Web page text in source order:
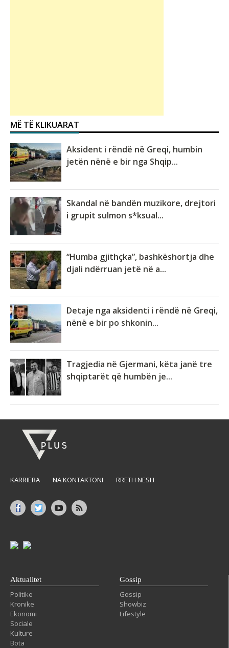
MË TË KLIKUARAT
Aksident i rëndë në Greqi, humbin
jetën nënë e bir nga Shqip...
Skandal në bandën muzikore, drejtori
i grupit sulmon s*ksual...
“Humba gjithçka”, bashkëshortja dhe
djali ndërruan jetë në a...
Detaje nga aksidenti i rëndë në Greqi,
nënë e bir po shkonin...
Tragjedia në Gjermani, këta janë tre
shqiptarët që humbën je...
KARRIERA NA KONTAKTONI RRETH NESH
Aktualitet
Politike
Kronike
Ekonomi
Sociale
Kulture
Bota
Gossip
Gossip
Showbiz
Lifestyle